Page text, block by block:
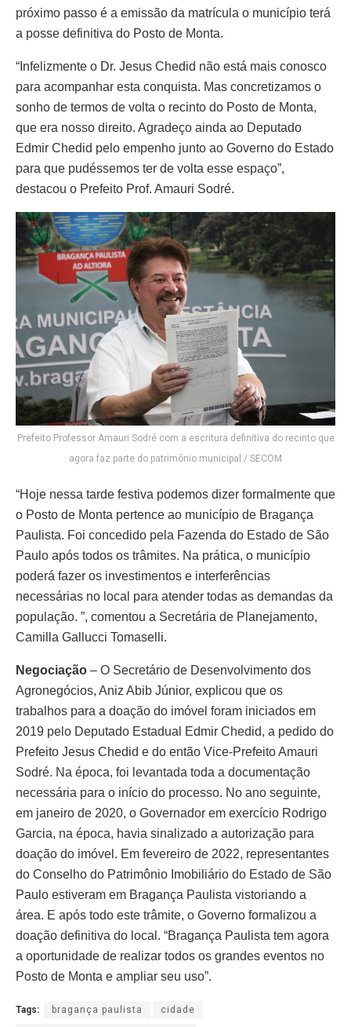
próximo passo é a emissão da matrícula o município terá
a posse definitiva do Posto de Monta.
“Infelizmente o Dr. Jesus Chedid não está mais conosco
para acompanhar esta conquista. Mas concretizamos o
sonho de termos de volta o recinto do Posto de Monta,
que era nosso direito. Agradeço ainda ao Deputado
Edmir Chedid pelo empenho junto ao Governo do Estado
para que pudéssemos ter de volta esse espaço”,
destacou o Prefeito Prof. Amauri Sodré.
Prefeito Professor Amauri Sodré com a escritura definitiva do recinto que
agora faz parte do patrimônio municipal / SECOM
“Hoje nessa tarde festiva podemos dizer formalmente que
o Posto de Monta pertence ao município de Bragança
Paulista. Foi concedido pela Fazenda do Estado de São
Paulo após todos os trâmites. Na prática, o município
poderá fazer os investimentos e interferências
necessárias no local para atender todas as demandas da
população. ”, comentou a Secretária de Planejamento,
Camilla Gallucci Tomaselli.
Negociação – O Secretário de Desenvolvimento dos
Agronegócios, Aniz Abib Júnior, explicou que os
trabalhos para a doação do imóvel foram iniciados em
2019 pelo Deputado Estadual Edmir Chedid, a pedido do
Prefeito Jesus Chedid e do então Vice-Prefeito Amauri
Sodré. Na época, foi levantada toda a documentação
necessária para o início do processo. No ano seguinte,
em janeiro de 2020, o Governador em exercício Rodrigo
Garcia, na época, havia sinalizado a autorização para
doação do imóvel. Em fevereiro de 2022, representantes
do Conselho do Patrimônio Imobiliário do Estado de São
Paulo estiveram em Bragança Paulista vistoriando a
área. E após todo este trâmite, o Governo formalizou a
doação definitiva do local. “Bragança Paulista tem agora
a oportunidade de realizar todos os grandes eventos no
Posto de Monta e ampliar seu uso”.
Tags: bragança paulista cidade